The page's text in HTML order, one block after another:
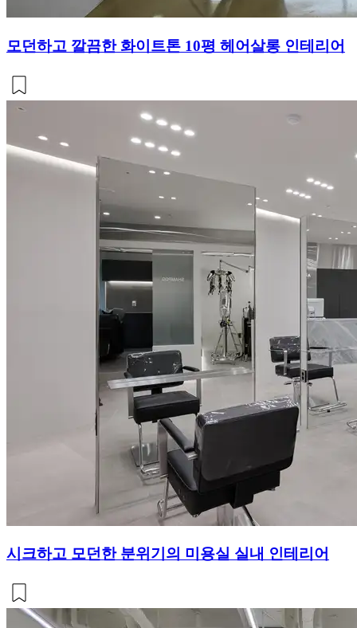
모던하고 깔끔한 화이트톤 10평 헤어살롱 인테리어
시크하고 모던한 분위기의 미용실 실내 인테리어